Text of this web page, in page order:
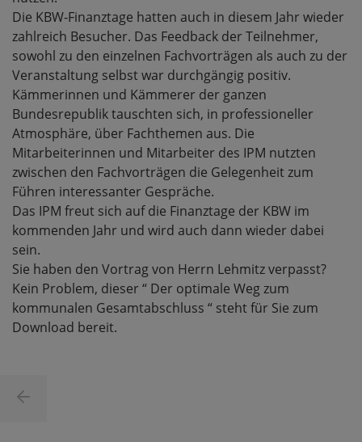
Die KBW-Finanztage hatten auch in diesem Jahr wieder
zahlreich Besucher. Das Feedback der Teilnehmer,
sowohl zu den einzelnen Fachvorträgen als auch zu der
Veranstaltung selbst war durchgängig positiv.
Kämmerinnen und Kämmerer der ganzen
Bundesrepublik tauschten sich, in professioneller
Atmosphäre, über Fachthemen aus. Die
Mitarbeiterinnen und Mitarbeiter des IPM nutzten
zwischen den Fachvorträgen die Gelegenheit zum
Führen interessanter Gespräche.
Das IPM freut sich auf die Finanztage der KBW im
kommenden Jahr und wird auch dann wieder dabei
sein.
Sie haben den Vortrag von Herrn Lehmitz verpasst?
Kein Problem, dieser “ Der optimale Weg zum
kommunalen Gesamtabschluss “ steht für Sie zum
Download bereit.